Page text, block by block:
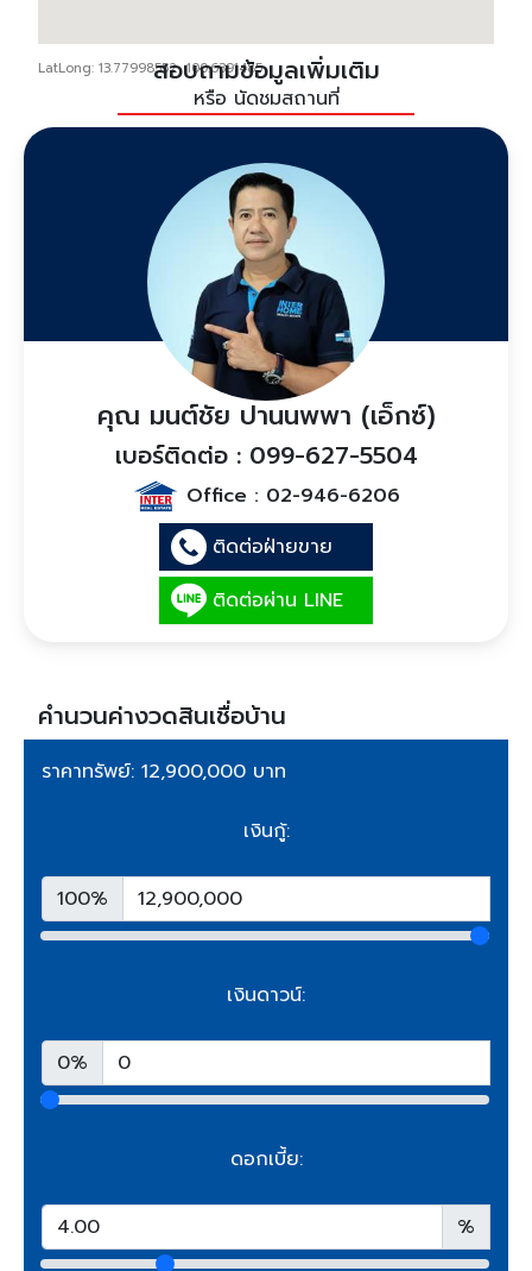
LatLong: 13.77998552, 100.6391485สอบถามข้อมูลเพิ่มเติม
หรือ นัดชมสถานที่
คุณ มนต์ชัย ปานนพพา (เอ็กซ์)
เบอร์ติดต่อ : 099-627-5504
Office : 02-946-6206
ติดต่อฝ่ายขาย
ติดต่อผ่าน LINE
คำนวนค่างวดสินเชื่อบ้าน
ราคาทรัพย์: 12,900,000 บาท
เงินกู้:
100%
เงินดาวน์:
0%
ดอกเบี้ย:
%